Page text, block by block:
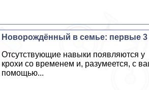
Новорождённый в семье: первые 3
Отсутствующие навыки появляются у
крохи со временем и, разумеется, с
помощью...